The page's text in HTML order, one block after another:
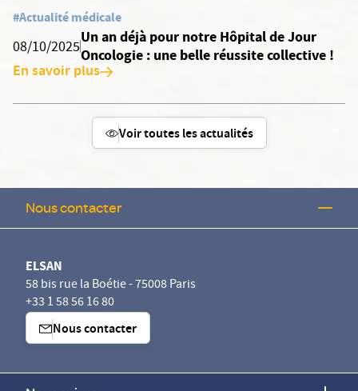
#Actualité médicale
08/10/2025
Un an déjà pour notre Hôpital de Jour
Oncologie : une belle réussite collective !
En savoir plus
Voir toutes les actualités
Nous contacter
ELSAN
58 bis rue la Boétie - 75008 Paris
+33 1 58 56 16 80
Nous contacter